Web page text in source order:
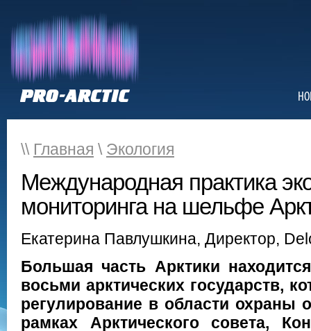
\\ Главная \ Экология
Международная практика
мониторинга на шельфе
Екатерина Павлушкина, Директор,
Большая часть Арктики
восьми арктических государств,
регулирование в области
рамках Арктического совета,